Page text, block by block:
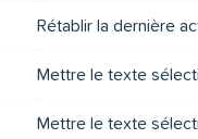
Rétablir la dernière
Mettre le texte
Mettre le texte